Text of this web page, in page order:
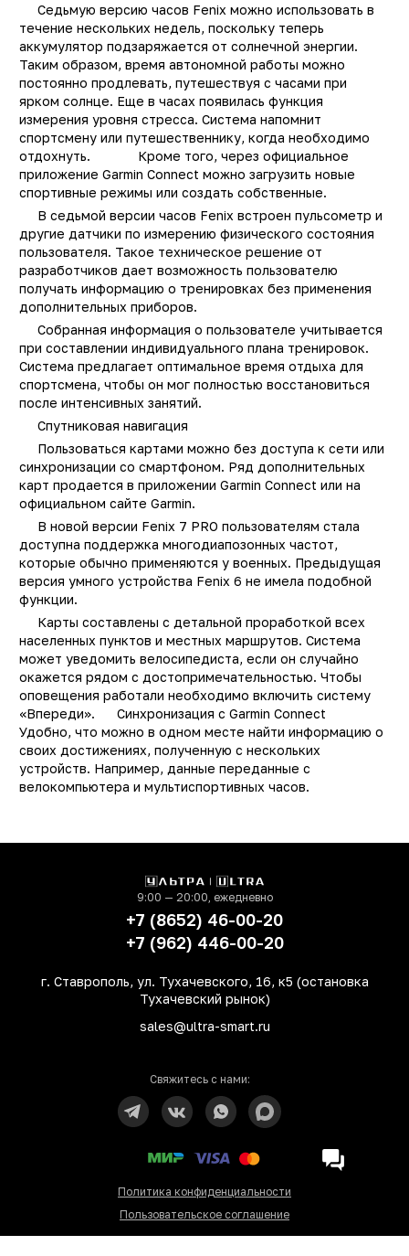
Седьмую версию часов Fenix можно использовать в
течение нескольких недель, поскольку теперь
аккумулятор подзаряжается от солнечной энергии.
Таким образом, время автономной работы можно
постоянно продлевать, путешествуя с часами при
ярком солнце. Еще в часах появилась функция
измерения уровня стресса. Система напомнит
спортсмену или путешественнику, когда необходимо
отдохнуть. Кроме того, через официальное
приложение Garmin Connect можно загрузить новые
спортивные режимы или создать собственные.
В седьмой версии часов Fenix встроен пульсометр и
другие датчики по измерению физического состояния
пользователя. Такое техническое решение от
разработчиков дает возможность пользователю
получать информацию о тренировках без применения
дополнительных приборов.
Собранная информация о пользователе учитывается
при составлении индивидуального плана тренировок.
Система предлагает оптимальное время отдыха для
спортсмена, чтобы он мог полностью восстановиться
после интенсивных занятий.
Спутниковая навигация
Пользоваться картами можно без доступа к сети или
синхронизации со смартфоном. Ряд дополнительных
карт продается в приложении Garmin Connect или на
официальном сайте Garmin.
В новой версии Fenix 7 PRO пользователям стала
доступна поддержка многодиапозонных частот,
которые обычно применяются у военных. Предыдущая
версия умного устройства Fenix 6 не имела подобной
функции.
Карты составлены с детальной проработкой всех
населенных пунктов и местных маршрутов. Система
может уведомить велосипедиста, если он случайно
окажется рядом с достопримечательностью. Чтобы
оповещения работали необходимо включить систему
«Впереди». Cинхронизация с Garmin Connect
Удобно, что можно в одном месте найти информацию о
своих достижениях, полученную с нескольких
устройств. Например, данные переданные с
велокомпьютера и мультиспортивных часов.
NFC
экрана (Дюйм)
GPS, ГЛОНАСС,
не
активности,
кислорода в
постоянное
пульса,
Bluetooth, Wi-Fi,
9:00 — 20:00, ежедневно
+7 (8652) 46-00-20
+7 (962) 446-00-20
г. Ставрополь, ул. Тухачевского, 16, к5 (остановка
Тухачевский рынок)
sales@ultra-smart.ru
Свяжитесь с нами:
Политика конфиденциальности
Пользовательское соглашение